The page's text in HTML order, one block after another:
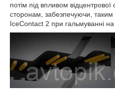
потім під впливом
сторонам, забезпечуючи,
IceContact 2 при гальмуванні